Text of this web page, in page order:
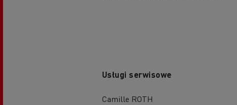
Usługi serwisowe
Camille ROTH